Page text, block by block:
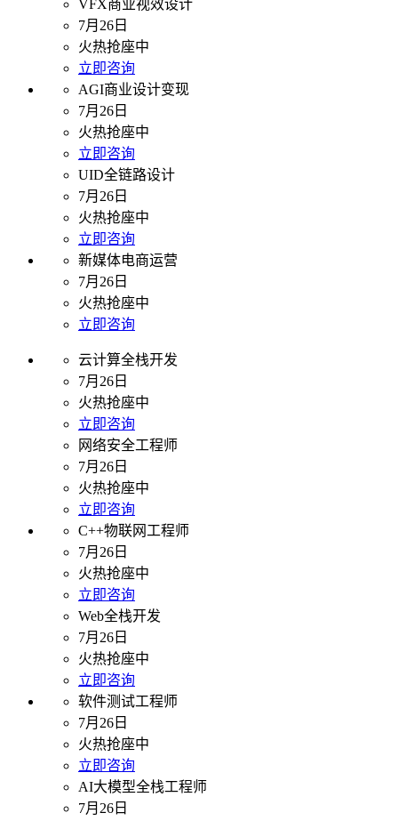
VFX商业视效设计
7月26日
火热抢座中
立即咨询
AGI商业设计变现
7月26日
火热抢座中
立即咨询
UID全链路设计
7月26日
火热抢座中
立即咨询
新媒体电商运营
7月26日
火热抢座中
立即咨询
云计算全栈开发
7月26日
火热抢座中
立即咨询
网络安全工程师
7月26日
火热抢座中
立即咨询
C++物联网工程师
7月26日
火热抢座中
立即咨询
Web全栈开发
7月26日
火热抢座中
立即咨询
软件测试工程师
7月26日
火热抢座中
立即咨询
AI大模型全栈工程师
7月26日